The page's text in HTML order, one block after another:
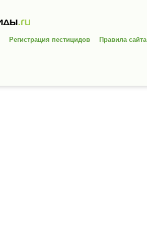
Регистрация пестицидов Правила сайта